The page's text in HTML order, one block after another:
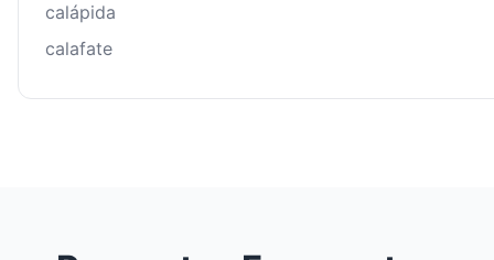
calápida
calafate